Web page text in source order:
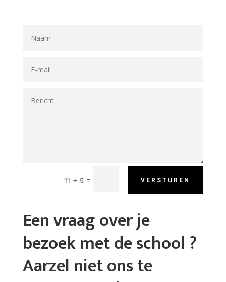
11 + 5 = VERSTUREN
Een vraag over je
bezoek met de school ?
Aarzel niet ons te